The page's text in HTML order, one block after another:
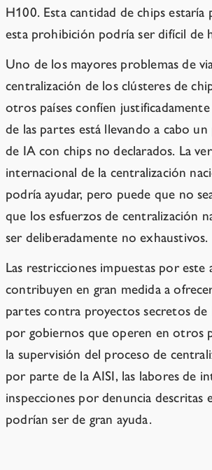
H100. Esta cantidad de chips
esta prohibición podría ser difícil de
Uno de los mayores problemas de
centralización de los clústeres de
otros países confíen
de las partes está llevando a cabo
de IA con chips no declarados. La
internacional de la centralización
podría ayudar, pero puede que no
que los esfuerzos de centralización
ser deliberadamente no exhaustivos.
Las restricciones impuestas por este
contribuyen en gran medida a
partes contra proyectos secretos de
por gobiernos que operen en otros
la supervisión del proceso de
por parte de la AISI, las labores de
inspecciones por denuncia descritas
podrían ser de gran ayuda.